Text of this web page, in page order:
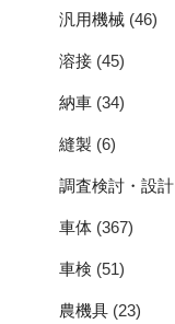
汎用機械 (46)
溶接 (45)
納車 (34)
縫製 (6)
調査検討・設計
車体 (367)
車検 (51)
農機具 (23)